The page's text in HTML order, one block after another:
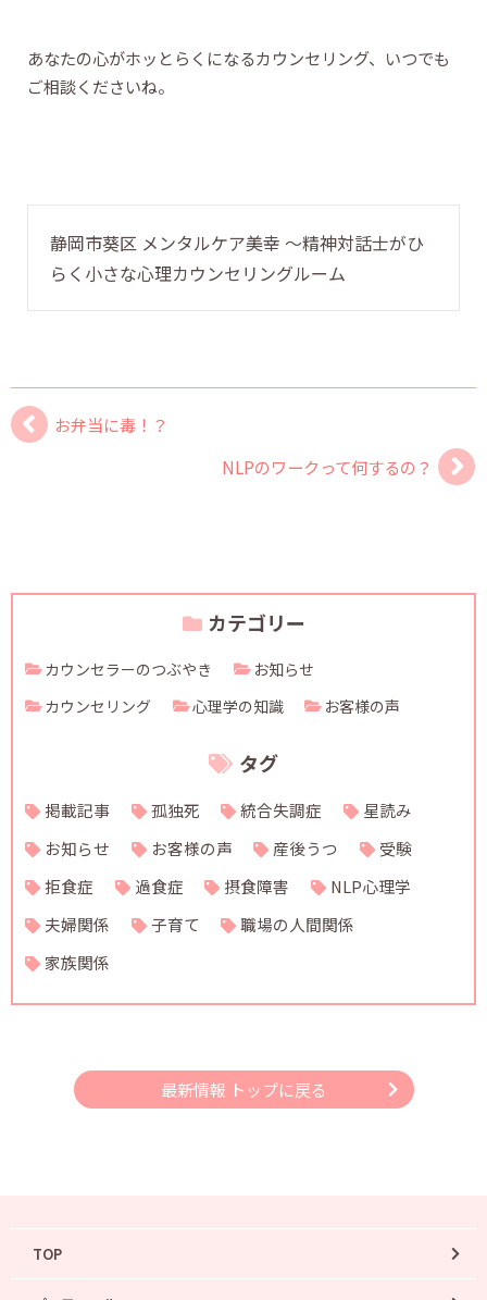
あなたの心がホッとらくになるカウンセリング、いつでも
ご相談くださいね。
静岡市葵区 メンタルケア美幸 〜精神対話士がひ
らく小さな心理カウンセリングルーム
お弁当に毒！？
NLPのワークって何するの？
カテゴリー
カウンセラーのつぶやき
お知らせ
カウンセリング
心理学の知識 お客様の声
タグ
掲載記事 孤独死 統合失調症
星読み
お知らせ
お客様の声 産後うつ
受験
拒食症
過食症 摂食障害
NLP心理学
夫婦関係
子育て
職場の人間関係
家族関係
最新情報 トップに戻る
TOP